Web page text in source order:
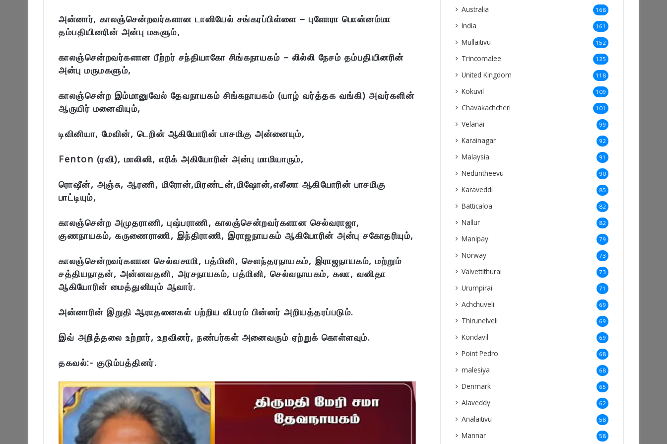
அன்னார், காலஞ்சென்றவர்களான டானியேல் சங்கரப்பிள்ளை – புளோரா பொன்னம்மா
தம்பதியினரின் அன்பு மகளும்,
காலஞ்சென்றவர்களான பீற்றர் சந்தியாகோ சிங்கநாயகம் – லில்லி நேசம் தம்பதியினரின்
அன்பு மருமகளும்,
காலஞ்சென்ற இம்மானுவேல் தேவநாயகம் சிங்கநாயகம் (யாழ் வர்த்தக வங்கி) அவர்களின்
ஆருயிர் மனைவியும்,
டிவினியா, மேவின், டெறின் ஆகியோரின் பாசமிகு அன்னையும்,
Fenton (ரவி), மாலினி, எரிக் அகியோரின் அன்பு மாமியாரும்,
ரொஷீன், அஞ்சு, ஆரணி, மிரோன்,மிரண்டன்,மிஷோன்,எலீனா ஆகியோரின் பாசமிகு
பாட்டியும்,
காலஞ்சென்ற அமுதராணி, புஷ்பராணி, காலஞ்சென்றவர்களான செல்வராஜா,
குணநாயகம், கருணைராணி, இந்திராணி, இராஜநாயகம் ஆகியோரின் அன்பு சகோதரியும்,
காலஞ்சென்றவர்களான செல்வசாமி, பத்மினி, சௌந்தரநாயகம், இராஜநாயகம், மற்றும்
சத்தியநாதன், அன்னவதனி, அரசநாயகம், பத்மினி, செல்வநாயகம், கலா, வனிதா
ஆகியோரின் மைத்துனியும் ஆவார்.
அன்னாரின் இறுதி ஆராதனைகள் பற்றிய விபரம் பின்னர் அறியத்தரப்படும்.
இவ் அறித்தலை உற்றார், உறவினர், நண்பர்கள் அனைவரும் ஏற்றுக் கொள்ளவும்.
தகவல்:- குடும்பத்தினர்.
Australia 168
India 161
Mullaitivu 152
Trincomalee 125
United Kingdom 118
Kokuvil 109
Chavakachcheri 101
Velanai 99
Karainagar 92
Malaysia 91
Neduntheevu 90
Karaveddi 85
Batticaloa 82
Nallur 82
Manipay 79
Norway 73
Valvettithurai 73
Urumpirai 71
Achchuveli 69
Thirunelveli 69
Kondavil 69
Point Pedro 68
malesiya 68
Denmark 65
Alaveddy 62
Analaitivu 58
Mannar 58